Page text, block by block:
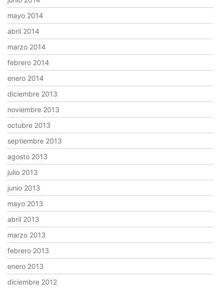
mayo 2014
abril 2014
marzo 2014
febrero 2014
enero 2014
diciembre 2013
noviembre 2013
octubre 2013
septiembre 2013
agosto 2013
julio 2013
junio 2013
mayo 2013
abril 2013
marzo 2013
febrero 2013
enero 2013
diciembre 2012